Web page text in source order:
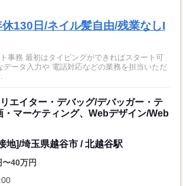
130日/ネイル髪自由/残業なしI
事務 最初はタイピングができればスタート可
データ入力や 電話対応などの業務を担当いただ
エイター・デバッグ/デバッガー・テ
・マーケティング、Webデザイン/Web
地]/埼玉県越谷市 / 北越谷駅
〜40万円